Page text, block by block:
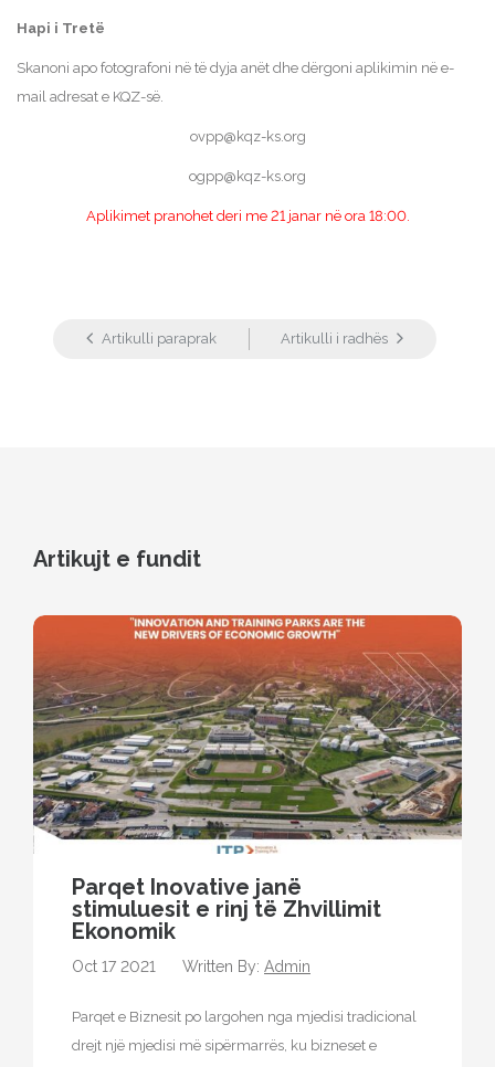
Hapi i Tretë
Skanoni apo fotografoni në të dyja anët dhe dërgoni aplikimin në e-
mail adresat e KQZ-së.
ovpp@kqz-ks.org
ogpp@kqz-ks.org
Aplikimet pranohet deri me 21 janar në ora 18:00.
Artikulli paraprak Artikulli i radhës
Artikujt e fundit
Parqet Inovative janë
stimuluesit e rinj të Zhvillimit
Ekonomik
Oct 17 2021 Written By: Admin
Parqet e Biznesit po largohen nga mjedisi tradicional
drejt një mjedisi më sipërmarrës, ku bizneset e